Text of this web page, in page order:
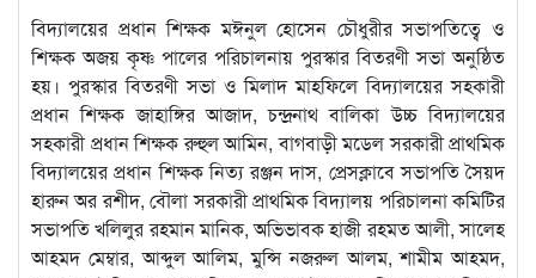
বিদ্যালয়ের প্রধান শিক্ষক মঈনুল হোসেন চৌধুরীর সভাপতিত্বে ও
শিক্ষক অজয় কৃষ্ণ পালের পরিচালনায় পুরস্কার বিতরণী সভা অনুষ্ঠিত
হয়। পুরস্কার বিতরণী সভা ও মিলাদ মাহফিলে বিদ্যালয়ের সহকারী
প্রধান শিক্ষক জাহাঙ্গির আজাদ, চন্দ্রনাথ বালিকা উচ্চ বিদ্যালয়ের
সহকারী প্রধান শিক্ষক রুহুল আমিন, বাগবাড়ী মডেল সরকারী প্রাথমিক
বিদ্যালয়ের প্রধান শিক্ষক নিত্য রঞ্জন দাস, প্রেসক্লাবে সভাপতি সৈয়দ
হারুন অর রশীদ, বৌলা সরকারী প্রাথমিক বিদ্যালয় পরিচালনা কমিটির
সভাপতি খলিলুর রহমান মানিক, অভিভাবক হাজী রহমত আলী, সালেহ
আহমদ মেম্বার, আব্দুল আলিম, মুন্সি নজরুল আলম, শামীম আহমদ,